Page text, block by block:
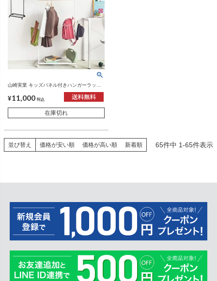
山崎実業 キッズパネル付きハンガーラック
ーズ
¥11,000 税込
在庫切れ
並び替え 価格が安い順 価格が高い順 新着順 65件中 1-65件表示